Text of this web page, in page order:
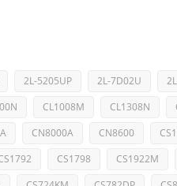
2L-5205UP 2L-7D02U
CL1008M CL1308N
CN8000A CN8600
CS1798 CS1922M